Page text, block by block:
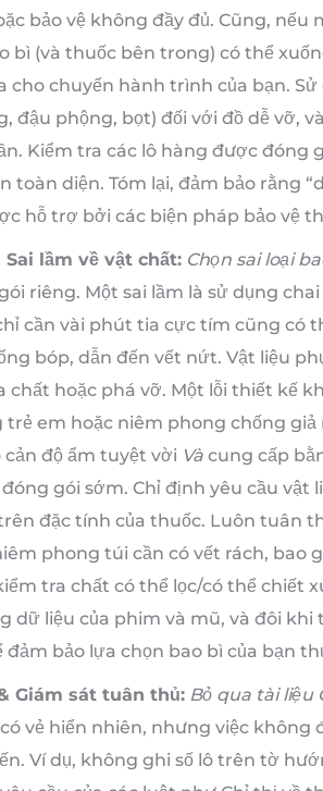
bảo vệ không đầy đủ. Cũng,
bì (và thuốc bên trong) có thể
cho chuyến hành trình của bạn.
đậu phộng, bọt) đối với đồ dễ vỡ,
Kiểm tra các lô hàng được
toàn diện. Tóm lại, đảm bảo rằng
hỗ trợ bởi các biện pháp bảo vệ
Sai lầm về vật chất: Chọn sai loại
riêng. Một sai lầm là sử dụng
cần vài phút tia cực tím cũng có
bóp, dẫn đến vết nứt. Vật liệu
chất hoặc phá vỡ. Một lỗi thiết kế
trẻ em hoặc niêm phong chống
cản độ ẩm tuyệt vời Và cung cấp
gói sớm. Chỉ định yêu cầu
đặc tính của thuốc. Luôn tuân
phong túi cần có vết rách, bao
tra chất có thể lọc/có thể chiết
dữ liệu của phim và mũ, và đôi
đảm bảo lựa chọn bao bì của bạn
Giám sát tuân thủ: Bỏ qua tài liệu
vẻ hiển nhiên, nhưng việc
Ví dụ, không ghi số lô trên tờ